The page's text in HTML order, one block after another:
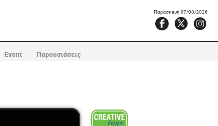
Παρασκευή 07/08/2026
Event Παρουσιάσεις